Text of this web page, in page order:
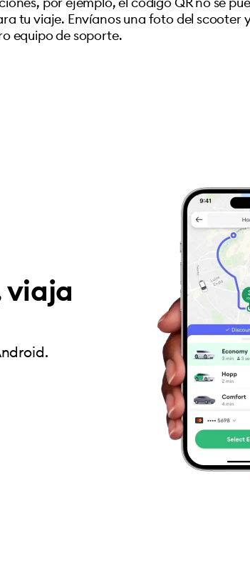
tu viaje. Envíanos una foto del scooter
equipo de soporte.
viaja